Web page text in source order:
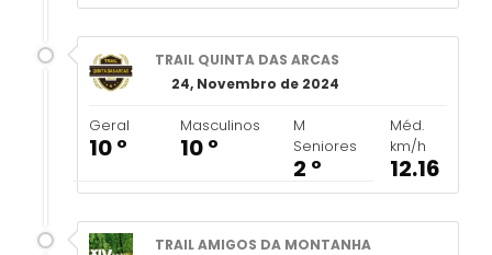
TRAIL QUINTA DAS ARCAS
24, Novembro de 2024
Geral
10 º
Masculinos
10 º
M
Seniores
2 º
Méd.
km/h
12.16
TRAIL AMIGOS DA MONTANHA